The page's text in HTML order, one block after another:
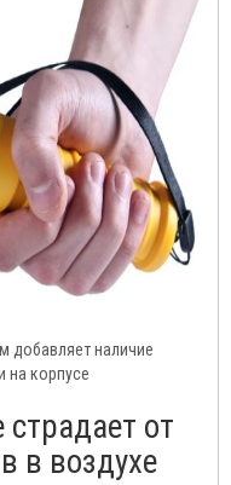
добавляет наличие
на корпусе
от
в воздухе